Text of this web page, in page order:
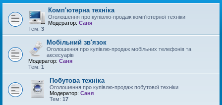
Комп'ютерна техніка
Оголошення про купівлю-продаж комп'ютерної техніки
Модератор: Саня
Тем: 3
Мобільний зв'язок
Оголошення про купівлю-продаж мобільних телефонів та
аксесуарів
Модератор: Саня
Тем: 1
Побутова техніка
Оголошення про купівлю-продаж побутової техніки
Модератор: Саня
Тем: 17